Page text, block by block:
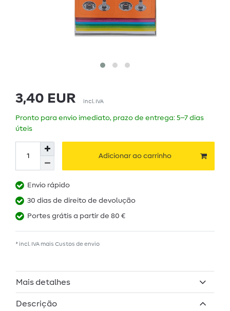
3,40 EUR incl. IVA
Pronto para envio imediato, prazo de entrega: 5–7 dias
úteis
Adicionar ao carrinho
Envio rápido
30 dias de direito de devolução
Portes grátis a partir de 80 €
* incl. IVA mais Custos de envio
Mais detalhes
Descrição